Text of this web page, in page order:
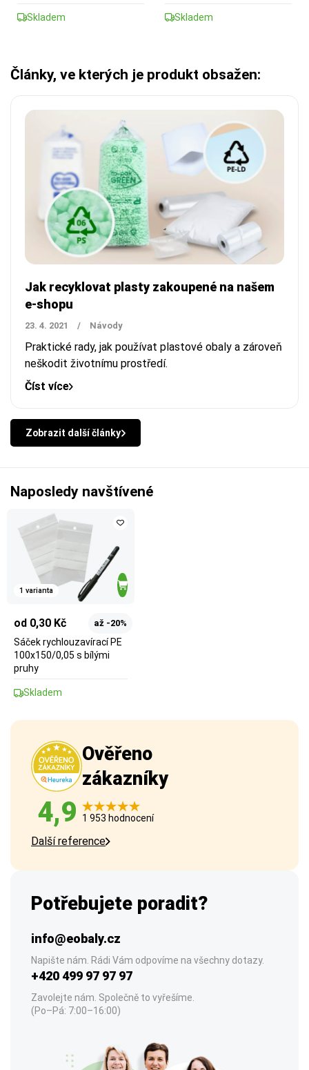
Skladem Skladem
Články, ve kterých je produkt obsažen:
Jak recyklovat plasty zakoupené na našem
e-shopu
23. 4. 2021 / Návody
Praktické rady, jak používat plastové obaly a zároveň
neškodit životnímu prostředí.
Číst více
Zobrazit další články
Naposledy navštívené
1 varianta
od 0,30 Kč až -20%
Sáček rychlouzavírací PE
100x150/0,05 s bílými
pruhy
Skladem
Ověřeno
zákazníky
4,9 1 953 hodnocení
Další reference
Potřebujete poradit?
info@eobaly.cz
Napište nám. Rádi Vám odpovíme na všechny dotazy.
+420 499 97 97 97
Zavolejte nám. Společně to vyřešíme.
(Po–Pá: 7:00–16:00)